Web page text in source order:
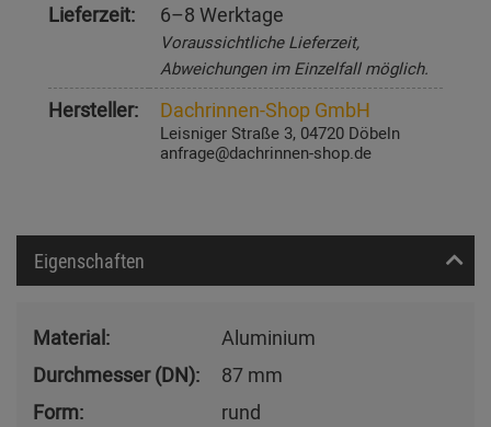
Lieferzeit:
6–8 Werktage
Voraussichtliche Lieferzeit,
Abweichungen im Einzelfall möglich.
Hersteller: Dachrinnen-Shop GmbH
Leisniger Straße 3, 04720 Döbeln
anfrage@dachrinnen-shop.de
Eigenschaften
Material:
Aluminium
Durchmesser (DN):
87 mm
Form:
rund